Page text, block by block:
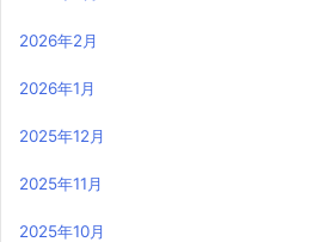
2026年2月
2026年1月
2025年12月
2025年11月
2025年10月